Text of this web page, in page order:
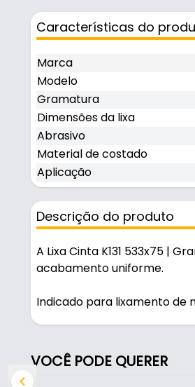
Características do
Marca
Modelo
Gramatura
Dimensões da lixa
Abrasivo
Material de costado
Aplicação
Descrição do produto
A Lixa Cinta K131 533x75 |
acabamento uniforme.
Indicado para lixamento de
Características:
- Marca: Norton
VOCÊ PODE QUERER